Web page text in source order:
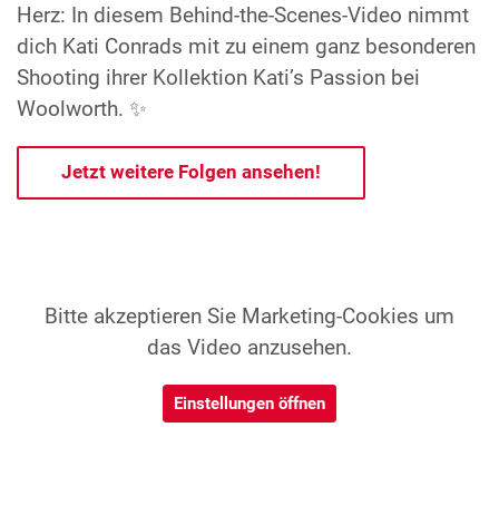
Bitte akzeptieren Sie Marketing-Cookies um
das Video anzusehen.
Einstellungen öffnen
Herz: In diesem Behind-the-Scenes-Video nimmt
dich Kati Conrads mit zu einem ganz besonderen
Shooting ihrer Kollektion Kati’s Passion bei
Woolworth. ✨
Jetzt weitere Folgen ansehen!